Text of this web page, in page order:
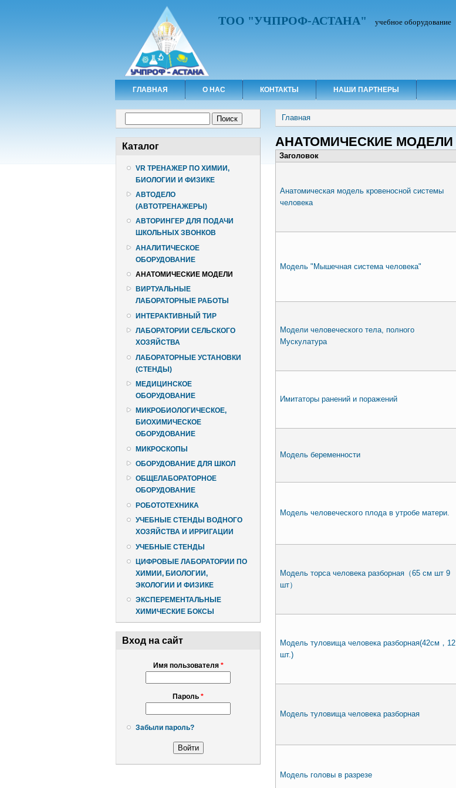
ТОО "УЧПРОФ-АСТАНА" учебное оборудование
ГЛАВНАЯ О НАС КОНТАКТЫ НАШИ ПАРТНЕРЫ
Каталог
VR ТРЕНАЖЕР ПО ХИМИИ,
БИОЛОГИИ И ФИЗИКЕ
АВТОДЕЛО
(АВТОТРЕНАЖЕРЫ)
АВТОРИНГЕР ДЛЯ ПОДАЧИ
ШКОЛЬНЫХ ЗВОНКОВ
АНАЛИТИЧЕСКОЕ
ОБОРУДОВАНИЕ
АНАТОМИЧЕСКИЕ МОДЕЛИ
ВИРТУАЛЬНЫЕ
ЛАБОРАТОРНЫЕ РАБОТЫ
ИНТЕРАКТИВНЫЙ ТИР
ЛАБОРАТОРИИ СЕЛЬСКОГО
ХОЗЯЙСТВА
ЛАБОРАТОРНЫЕ УСТАНОВКИ
(СТЕНДЫ)
МЕДИЦИНСКОЕ
ОБОРУДОВАНИЕ
МИКРОБИОЛОГИЧЕСКОЕ,
БИОХИМИЧЕСКОЕ
ОБОРУДОВАНИЕ
МИКРОСКОПЫ
ОБОРУДОВАНИЕ ДЛЯ ШКОЛ
ОБЩЕЛАБОРАТОРНОЕ
ОБОРУДОВАНИЕ
РОБОТОТЕХНИКА
УЧЕБНЫЕ СТЕНДЫ ВОДНОГО
ХОЗЯЙСТВА И ИРРИГАЦИИ
УЧЕБНЫЕ СТЕНДЫ
ЦИФРОВЫЕ ЛАБОРАТОРИИ ПО
ХИМИИ, БИОЛОГИИ,
ЭКОЛОГИИ И ФИЗИКЕ
ЭКСПЕРЕМЕНТАЛЬНЫЕ
ХИМИЧЕСКИЕ БОКСЫ
Вход на сайт
Имя пользователя *
Пароль *
Забыли пароль?
Вы здесь
Главная
АНАТОМИЧЕСКИЕ МОДЕЛИ
Заголовок
Анатомическая модель кровеносной системы
человека
Модель "Мышечная система человека"
Модели человеческого тела, полного
Мускулатура
Имитаторы ранений и поражений
Mодель беременности
Модель человеческого плода в утробе матери.
Модель торса человека разборная（65 см шт 9
шт）
Модель туловища человека разборная(42см，12
шт.)
Модель туловища человека разборная
Модель головы в разрезе